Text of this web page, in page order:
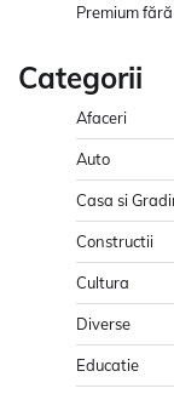
Premium
Categorii
Afaceri
Auto
Casa si
Constructii
Cultura
Diverse
Educatie